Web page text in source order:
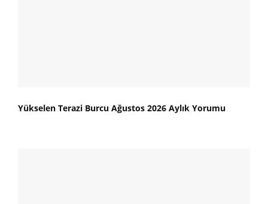
Yükselen Terazi Burcu Ağustos 2026 Aylık Yorumu